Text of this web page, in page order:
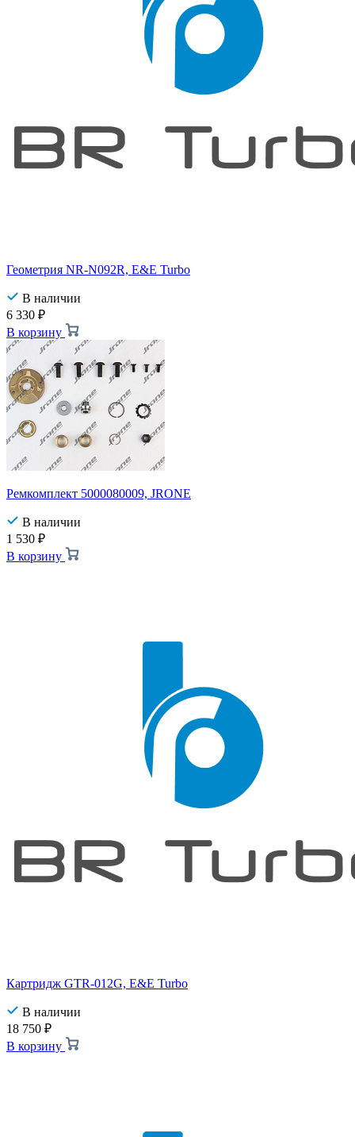
Геометрия NR-N092R, E&E Turbo
В наличии
6 330 ₽
В корзину
Ремкомплект 5000080009, JRONE
В наличии
1 530 ₽
В корзину
Картридж GTR-012G, E&E Turbo
В наличии
18 750 ₽
В корзину